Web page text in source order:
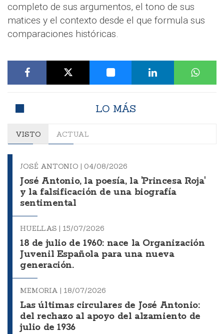
completo de sus argumentos, el tono de sus
matices y el contexto desde el que formula sus
comparaciones históricas.
LO MÁS
VISTO ACTUAL
JOSÉ ANTONIO | 04/08/2026
José Antonio, la poesía, la 'Princesa Roja'
y la falsificación de una biografía
sentimental
HUELLAS | 15/07/2026
18 de julio de 1960: nace la Organización
Juvenil Española para una nueva
generación.
MEMORIA | 18/07/2026
Las últimas circulares de José Antonio:
del rechazo al apoyo del alzamiento de
julio de 1936